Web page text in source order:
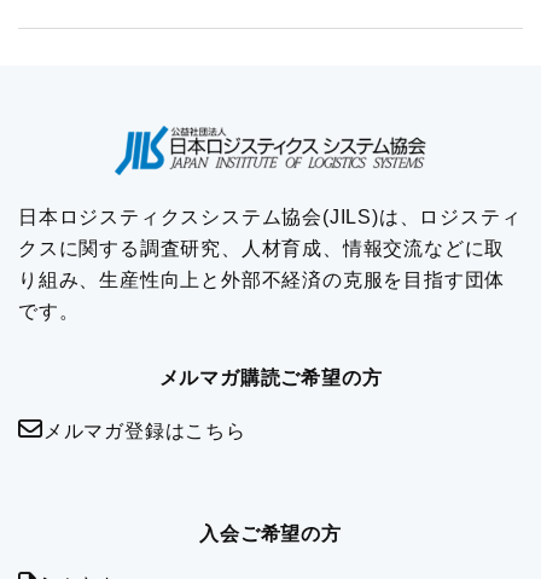
日本ロジスティクスシステム協会(JILS)は、ロジスティ
クスに関する調査研究、人材育成、情報交流などに取
り組み、生産性向上と外部不経済の克服を目指す団体
です。
メルマガ購読ご希望の方
メルマガ登録はこちら
入会ご希望の方